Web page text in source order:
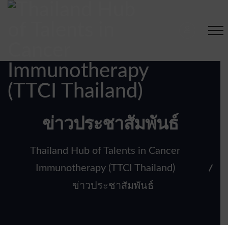
ข่าวประชาสัมพันธ์
Thailand Hub of Talents in Cancer
Immunotherapy (TTCI Thailand)
ข่าวประชาสัมพันธ์